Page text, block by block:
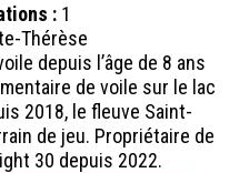
: 1
Thérèse
depuis l’âge de 8 ans
de voile sur le lac
2018, le fleuve Saint-
de jeu. Propriétaire de
30 depuis 2022.